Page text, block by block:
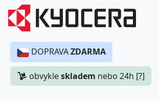
DOPRAVAZDARMA
obvykleskladem nebo 24h [?]